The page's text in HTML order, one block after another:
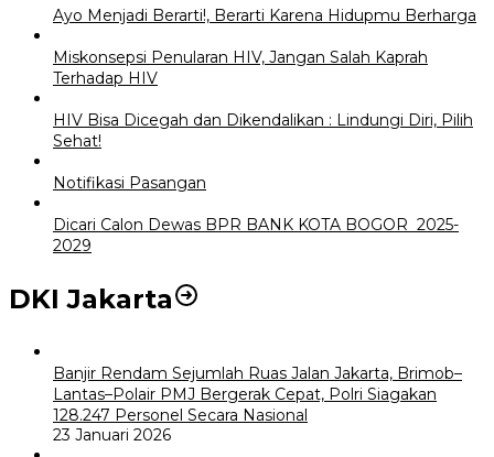
Ayo Menjadi Berarti!, Berarti Karena Hidupmu Berharga
Miskonsepsi Penularan HIV, Jangan Salah Kaprah
Terhadap HIV
HIV Bisa Dicegah dan Dikendalikan : Lindungi Diri, Pilih
Sehat!
Notifikasi Pasangan
Dicari Calon Dewas BPR BANK KOTA BOGOR 2025-
2029
DKI Jakarta
Banjir Rendam Sejumlah Ruas Jalan Jakarta, Brimob–
Lantas–Polair PMJ Bergerak Cepat, Polri Siagakan
128.247 Personel Secara Nasional
23 Januari 2026